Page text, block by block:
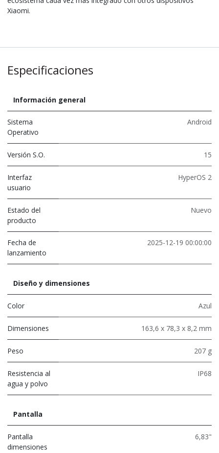
Xiaomi.
Especificaciones
Información general
Sistema
Operativo
Android
Versión S.O. 15
Interfaz
usuario
HyperOS 2
Estado del
producto
Nuevo
Fecha de
lanzamiento
2025-12-19 00:00:00
Diseño y dimensiones
Color Azul
Dimensiones 163,6 x 78,3 x 8,2 mm
Peso 207 g
Resistencia al
agua y polvo
IP68
Pantalla
Pantalla
dimensiones
6,83"